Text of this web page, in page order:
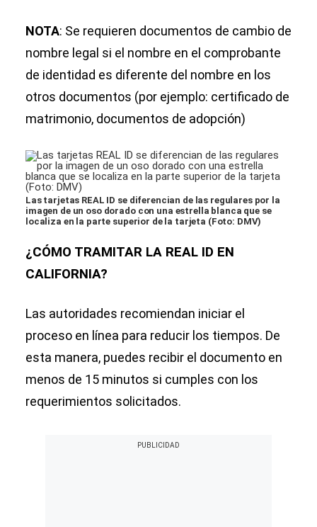
NOTA: Se requieren documentos de cambio de
nombre legal si el nombre en el comprobante
de identidad es diferente del nombre en los
otros documentos (por ejemplo: certificado de
matrimonio, documentos de adopción)
Las tarjetas REAL ID se diferencian de las regulares por la
imagen de un oso dorado con una estrella blanca que se
localiza en la parte superior de la tarjeta (Foto: DMV)
¿CÓMO TRAMITAR LA REAL ID EN
CALIFORNIA?
Las autoridades recomiendan iniciar el
proceso en línea para reducir los tiempos. De
esta manera, puedes recibir el documento en
menos de 15 minutos si cumples con los
requerimientos solicitados.